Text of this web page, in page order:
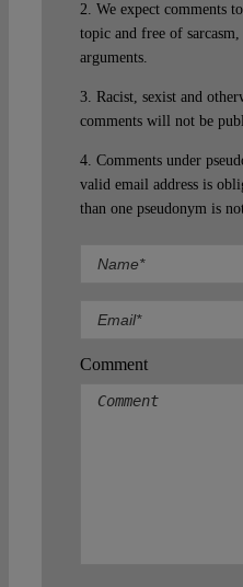
2. We expect comments
topic and free of
arguments.
3. Racist, sexist and
comments will not be
4. Comments under
valid email address is
than one pseudonym is
Comment